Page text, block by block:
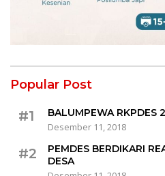
Popular Post
#1
BALUMPEWA RKPDES
Desember 11, 2018
#2
PEMDES BERDIKARI
DESA